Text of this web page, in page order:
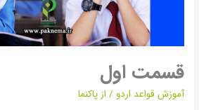
قسمت اول
آموزش قواعد اردو / ازپاکنما